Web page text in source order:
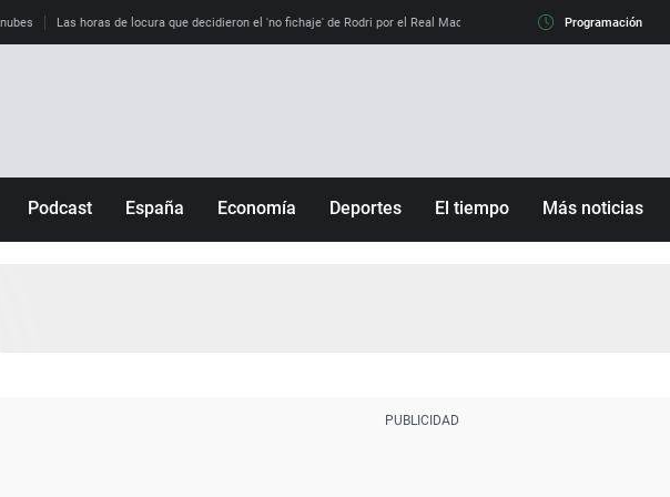
Las horas de locura que decidieron el 'no fichaje' de Rodri por el Real Madrid y su 'sí' al Barça La llamada
Programación
Podcast España Economía Deportes El tiempo Más noticias